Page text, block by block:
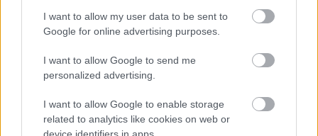
I want to allow my user data to be sent to
Google for online advertising purposes.
I want to allow Google to send me
personalized advertising.
I want to allow Google to enable storage
related to analytics like cookies on web or
Prenumerera på vårt nyhetsbrev